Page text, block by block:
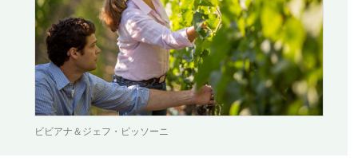
ビビアナ＆ジェフ・ピッソーニ